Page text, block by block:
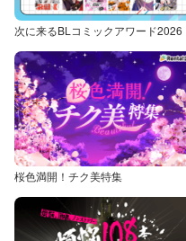
次に来るBLコミックアワード2026
桜色満開！チク美特集